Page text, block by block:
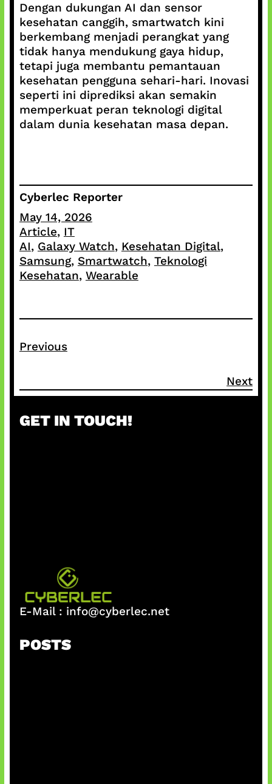
Dengan dukungan AI dan sensor
kesehatan canggih, smartwatch kini
berkembang menjadi perangkat yang
tidak hanya mendukung gaya hidup,
tetapi juga membantu pemantauan
kesehatan pengguna sehari-hari. Inovasi
seperti ini diprediksi akan semakin
memperkuat peran teknologi digital
dalam dunia kesehatan masa depan.
Cyberlec Reporter
May 14, 2026
Article, IT
AI, Galaxy Watch, Kesehatan Digital ,
Samsung, Smartwatch, Teknologi
Kesehatan, Wearable
Previous
Next
GET IN TOUCH!
E-Mail : info@cyberlec.net
POSTS